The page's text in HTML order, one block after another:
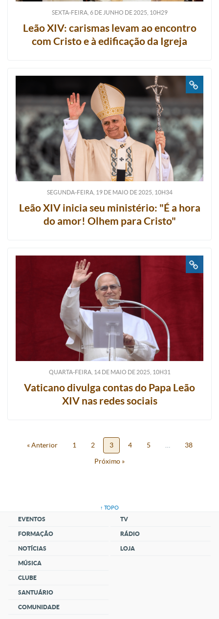
SEXTA-FEIRA, 6DEJUNHO DE2025, 10H29
Leão XIV: carismas levam ao encontro
com Cristo e à edificação da Igreja
SEGUNDA-FEIRA, 19DEMAIO DE2025, 10H34
Leão XIV inicia seu ministério: "É a hora
do amor! Olhem para Cristo"
QUARTA-FEIRA, 14DEMAIO DE2025, 10H31
Vaticano divulga contas do Papa Leão
XIV nas redes sociais
« Anterior 1 2 3 4 5 38
Próximo »
↑ TOPO
EVENTOS
FORMAÇÃO
NOTÍCIAS
MÚSICA
CLUBE
SANTUÁRIO
COMUNIDADE
TV
RÁDIO
LOJA